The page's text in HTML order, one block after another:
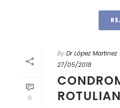
0
By Dr López Martinez
27/05/2018